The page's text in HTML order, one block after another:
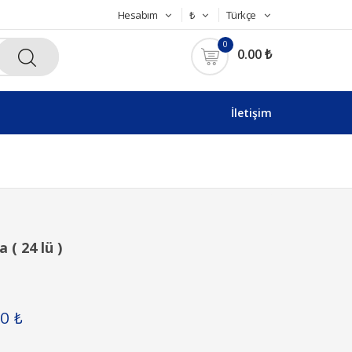
Hesabım ₺ Türkçe
0
0.00 ₺
İletişim
( 24 lü )
₺